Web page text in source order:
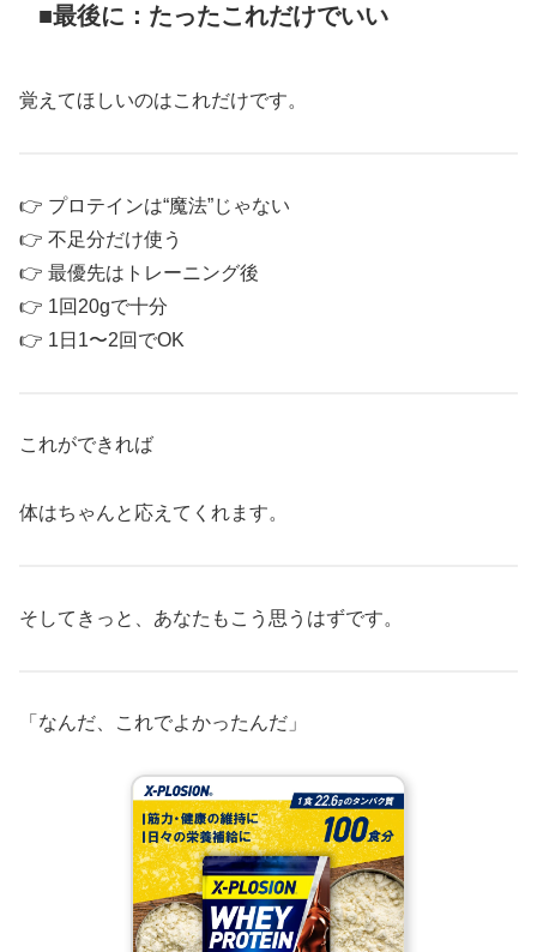
■最後に：たったこれだけでいい
覚えてほしいのはこれだけです。
👉 プロテインは“魔法”じゃない
👉 不足分だけ使う
👉 最優先はトレーニング後
👉 1回20gで十分
👉 1日1〜2回でOK
これができれば
体はちゃんと応えてくれます。
そしてきっと、あなたもこう思うはずです。
「なんだ、これでよかったんだ」